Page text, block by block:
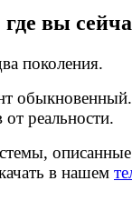
вы
поколения.
реальности.
в нашем